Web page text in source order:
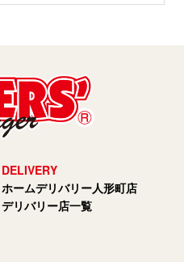
DELIVERY
ホームデリバリー人形町店
デリバリー店一覧